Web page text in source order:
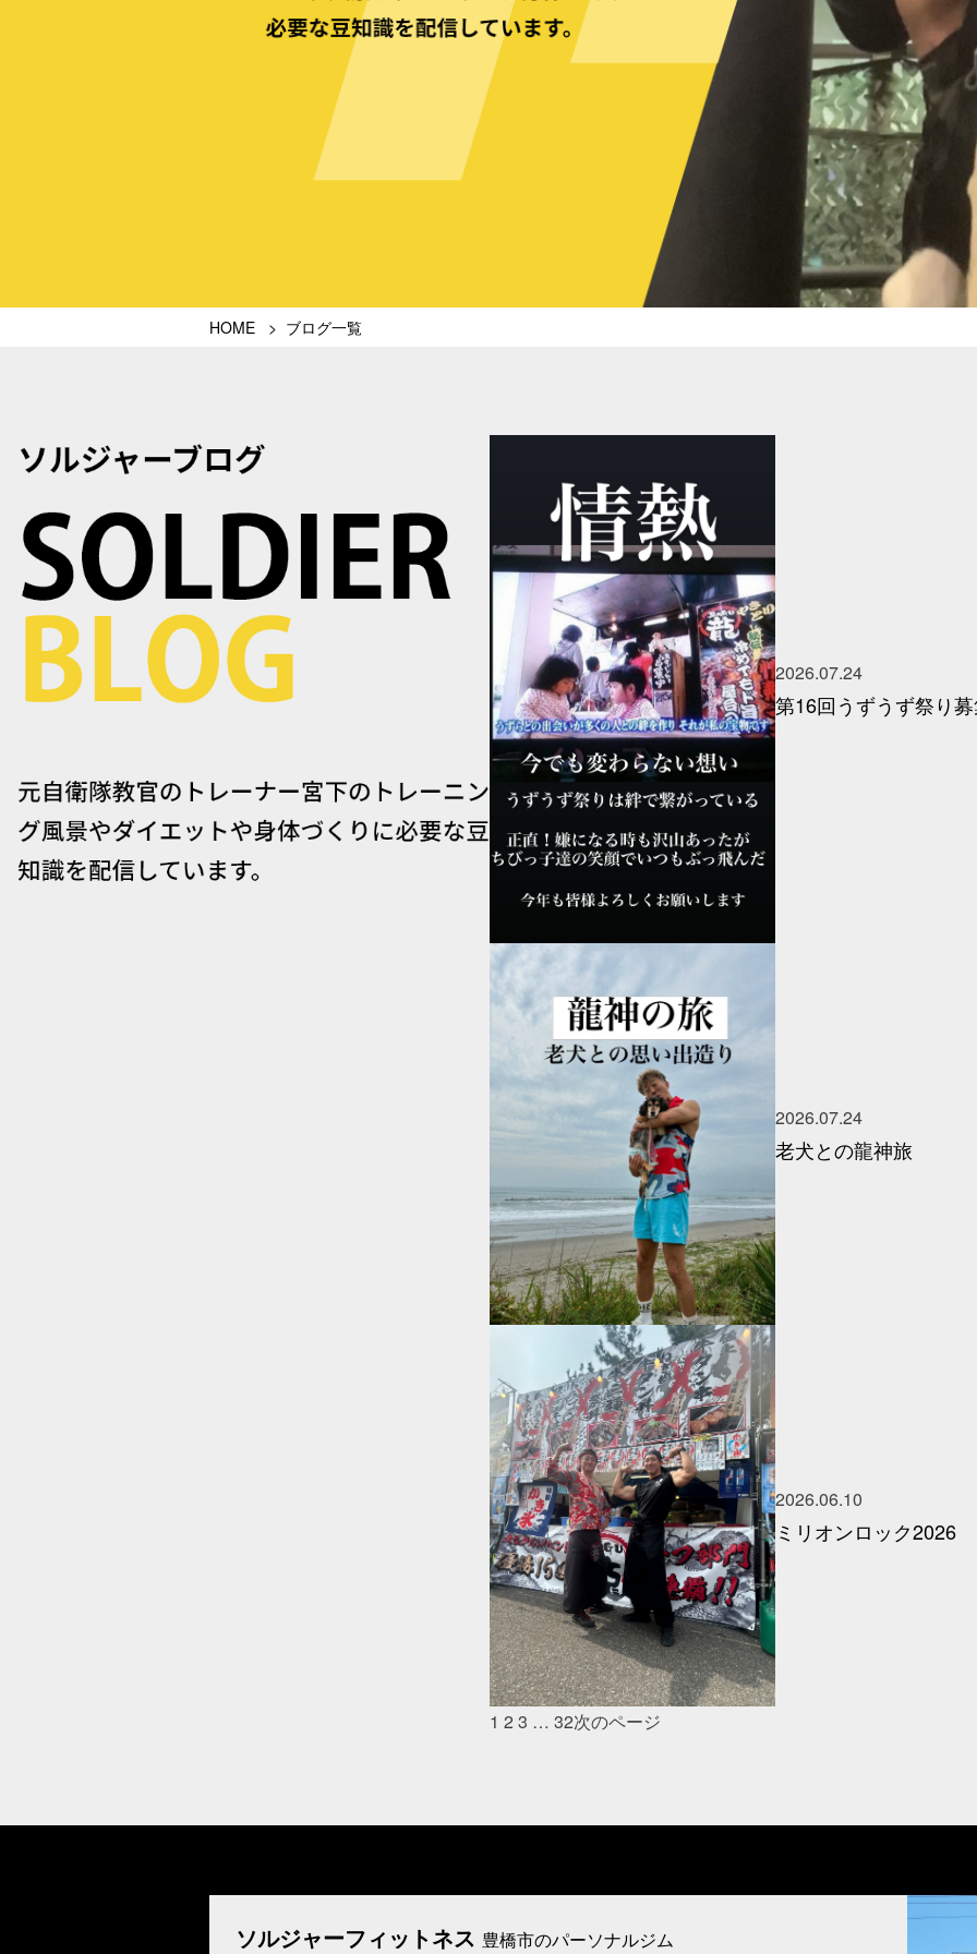
HOME ブログ一覧
2026.07.24
第16回うずうず祭り
2026.07.24
老犬との龍神旅
2026.06.10
ミリオンロック2026
1 2 3 … 32次のページ
ソルジャーフィットネス 豊橋市のパーソナルジム